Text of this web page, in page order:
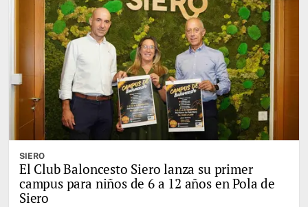
SIERO
El Club Baloncesto Siero lanza su primer
campus para niños de 6 a 12 años en Pola de
Siero